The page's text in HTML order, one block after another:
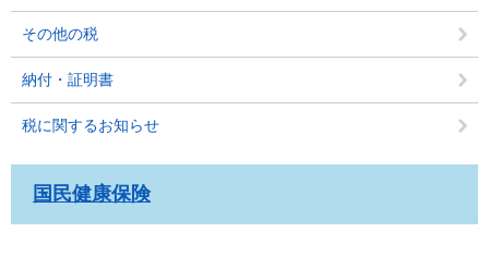
その他の税
納付・証明書
税に関するお知らせ
国民健康保険